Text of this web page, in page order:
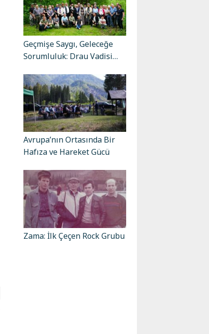
Geçmişe Saygı, Geleceğe
Sorumluluk: Drau Vadisi…
Avrupa’nın Ortasında Bir
Hafıza ve Hareket Gücü
Zama: İlk Çeçen Rock Grubu